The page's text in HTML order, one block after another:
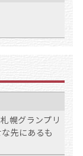
幌グランプリ
先にあるも